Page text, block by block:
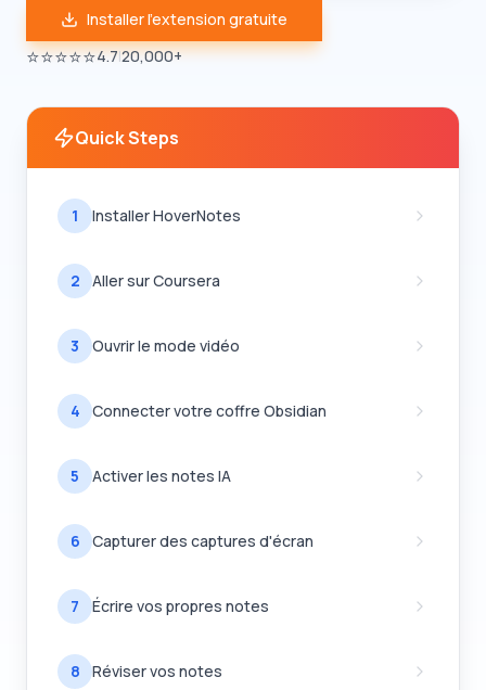
Installer l'extension gratuite
⭐⭐⭐⭐⭐4.7|20,000+
Quick Steps
1 Installer HoverNotes
2 Aller sur Coursera
3 Ouvrir le mode vidéo
4 Connecter votre coffre Obsidian
5 Activer les notes IA
6 Capturer des captures d'écran
7 Écrire vos propres notes
8 Réviser vos notes